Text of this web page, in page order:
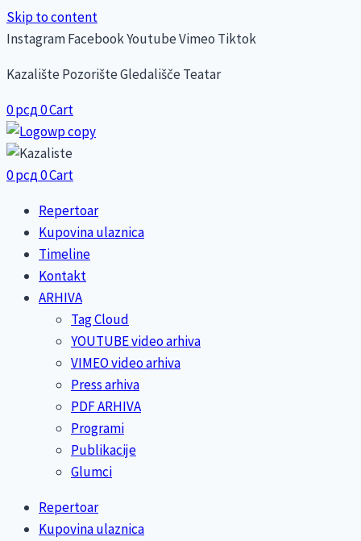
Skip to content
InstagramFacebookYoutubeVimeo Tiktok
Kazalište Pozorište Gledališče Teatar
0рсд0Cart
0рсд0Cart
Repertoar
Kupovina ulaznica
Timeline
Kontakt
ARHIVA
Tag Cloud
YOUTUBE video arhiva
VIMEO video arhiva
Press arhiva
PDF ARHIVA
Programi
Publikacije
Glumci
Repertoar
Kupovina ulaznica